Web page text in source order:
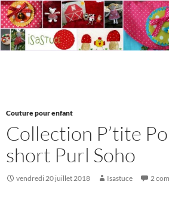
Aller
au
contenu
Couture pour enfant
Collection P’tite
short Purl Soho
vendredi 20 juillet 2018 Isastuce 2